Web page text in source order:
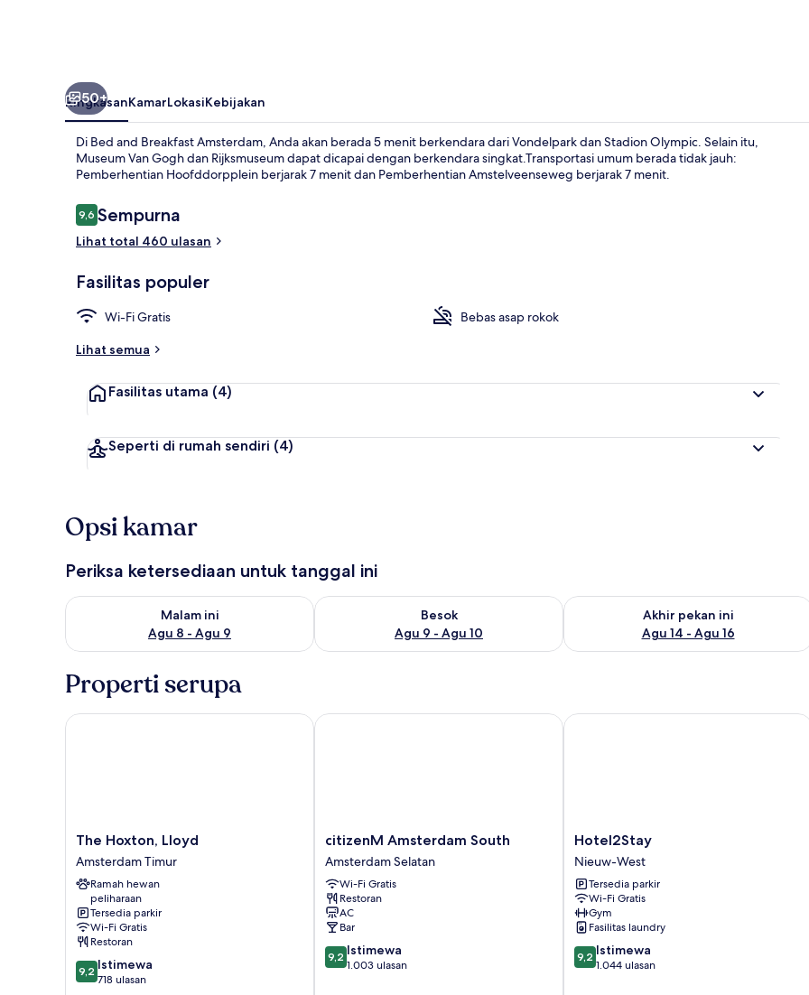
50+
RingkasanKamarLokasiKebijakan
Di Bed and Breakfast Amsterdam, Anda akan berada 5 menit berkendara dari Vondelpark dan Stadion Olympic. Selain itu,
Museum Van Gogh dan Rijksmuseum dapat dicapai dengan berkendara singkat.Transportasi umum berada tidak jauh:
Pemberhentian Hoofddorpplein berjarak 7 menit dan Pemberhentian Amstelveenseweg berjarak 7 menit.
Ulasan
9,69,6 dari 10
Sempurna
Lihat total 460 ulasan
Fasilitas populer
Wi-Fi Gratis
Bebas asap rokok
Lihat semua
Fasilitas utama (4)
Seperti di rumah sendiri (4)
Opsi kamar
Periksa ketersediaan untuk tanggal ini
Malam ini
Agu 8 - Agu 9
Periksa ketersediaan untuk malam ini Agu 8 - Agu 9
Besok
Agu 9 - Agu 10
Periksa ketersediaan untuk besok Agu 9 - Agu 10
Akhir pekan ini
Agu 14 - Agu 16
Periksa ketersediaan untuk akhir
Properti serupa
The
Hoxton,
Lloyd
Amsterdam
Timur
The Hoxton, Lloyd
Amsterdam Timur
Ramah hewan
peliharaan
Tersedia parkir
Wi-Fi Gratis
Restoran
9.2
dari
9,2 Istimewa
718 ulasan
The Hoxton, Lloyd
citizenM
Amsterdam
South
Amsterdam
Selatan
citizenM Amsterdam South
Amsterdam Selatan
Wi-Fi Gratis
Restoran
AC
Bar
9.2
dari
9,2 Istimewa
1.003 ulasan
citizenM Amsterdam South
Hotel2Stay
Nieuw-
West
Hotel2Stay
Nieuw-West
Tersedia parkir
Wi-Fi Gratis
Gym
Fasilitas laundry
9.2
dari
9,2 Istimewa
1.044 ulasan
Hotel2Stay